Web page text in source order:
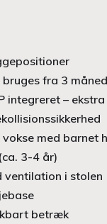
bruges fra 3
integreret – ekstra
vokse med barnet
3-4 år)
ventilation i stolen
betræk